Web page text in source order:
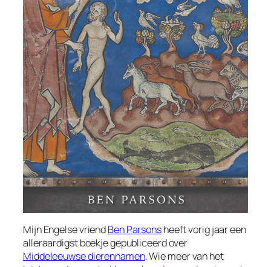
Mijn Engelse vriendBen Parsonsheeft vorig jaar een
alleraardigst boekje gepubliceerd over
Middeleeuwse dierennamen. Wie meer van het